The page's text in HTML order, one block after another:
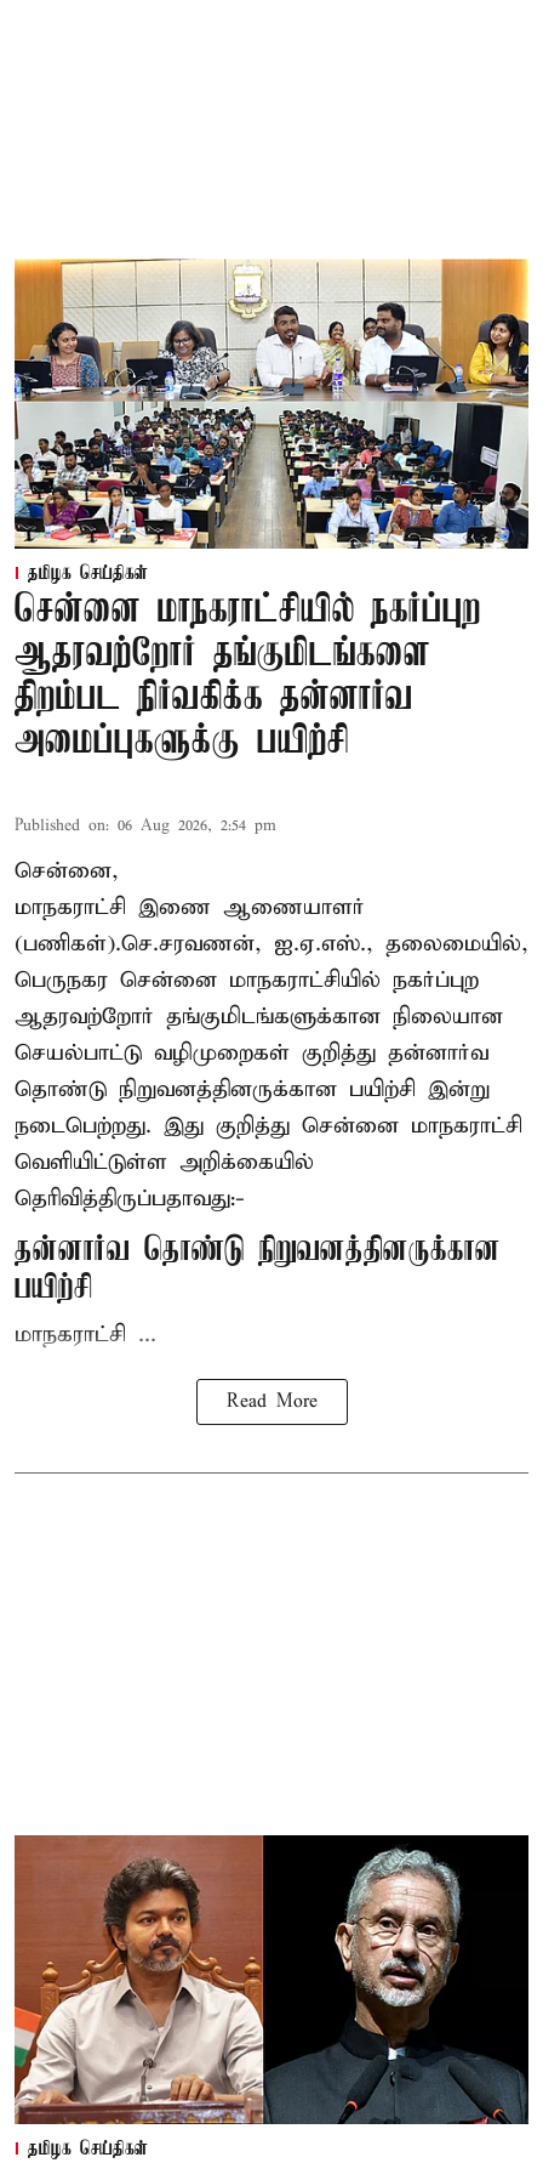
தமிழக செய்திகள்
சென்னை மாநகராட்சியில் நகர்ப்புற
ஆதரவற்றோர் தங்குமிடங்களை
திறம்பட நிர்வகிக்க தன்னார்வ
அமைப்புகளுக்கு பயிற்சி
Published on: 06 Aug 2026, 2:54 pm
சென்னை,
மாநகராட்சி இணை ஆணையாளர்
(பணிகள்).செ.சரவணன், ஐ.ஏ.எஸ்., தலைமையில்,
பெருநகர சென்னை மாநகராட்சியில் நகர்ப்புற
ஆதரவற்றோர் தங்குமிடங்களுக்கான நிலையான
செயல்பாட்டு வழிமுறைகள் குறித்து தன்னார்வ
தொண்டு நிறுவனத்தினருக்கான பயிற்சி இன்று
நடைபெற்றது. இது குறித்து சென்னை மாநகராட்சி
வெளியிட்டுள்ள அறிக்கையில்
தெரிவித்திருப்பதாவது:-
தன்னார்வ தொண்டு நிறுவனத்தினருக்கான
பயிற்சி
மாநகராட்சி ...
Read More
தமிழக செய்திகள்